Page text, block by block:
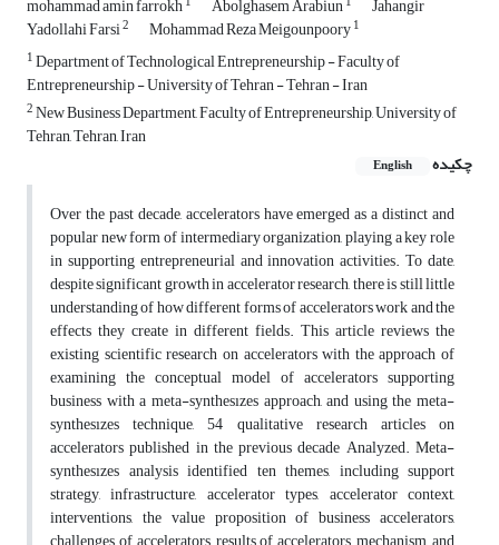
mohammad amin farrokh Abolghasem Arabiun Jahangir
Yadollahi Farsi2 Mohammad Reza Meigounpoory1
1Department of Technological Entrepreneurship - Faculty of
Entrepreneurship - University of Tehran - Tehran - Iran
2New Business Department, Faculty of Entrepreneurship, University of
Tehran, Tehran, Iran
چکیده
English
Over the past decade, accelerators have emerged as a distinct and
popular new form of intermediary organization, playing a key role
in supporting entrepreneurial and innovation activities. To date,
despite significant growth in accelerator research, there is still little
understanding of how different forms of accelerators work and the
effects they create in different fields. This article reviews the
existing scientific research on accelerators with the approach of
examining the conceptual model of accelerators supporting
business with a meta-synthesızes approach, and using the meta-
synthesızes technique, 54 qualitative research articles on
accelerators published in the previous decade Analyzed. Meta-
synthesızes analysis identified ten themes, including support
strategy, infrastructure, accelerator types, accelerator context,
interventions, the value proposition of business accelerators,